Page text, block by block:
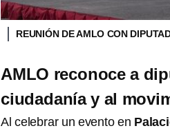
REUNIÓN DE AMLO CON
AMLO reconoce a
ciudadanía y al
Al celebrar un evento en